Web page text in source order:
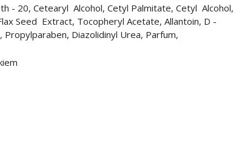
- 20, Cetearyl Alcohol, Cetyl Palmitate, Cetyl Alcohol,
Seed Extract, Tocopheryl Acetate, Allantoin, D -
Diazolidinyl Urea, Parfum,